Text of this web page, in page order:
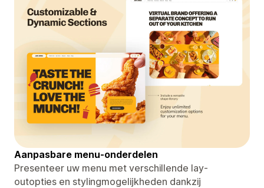
Aanpasbare menu-onderdelen
Presenteer uw menu met verschillende lay-
outopties en stylingmogelijkheden dankzij